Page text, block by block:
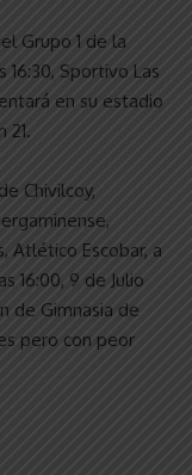
Grupo 1 de la
Sportivo Las
en su estadio
21.
Chivilcoy,
Atlético Escobar, a
16:00, 9 de Julio
de Gimnasia de
pero con peor